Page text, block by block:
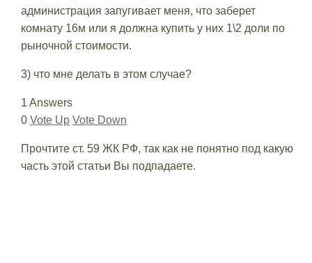
администрация запугивает меня, что заберет
комнату 16м или я должна купить у них 1\2 доли по
рыночной стоимости.
3) что мне делать в этом случае?
1 Answers
0 Vote Up Vote Down
Прочтите ст. 59 ЖК РФ, так как не понятно под какую
часть этой статьи Вы подпадаете.